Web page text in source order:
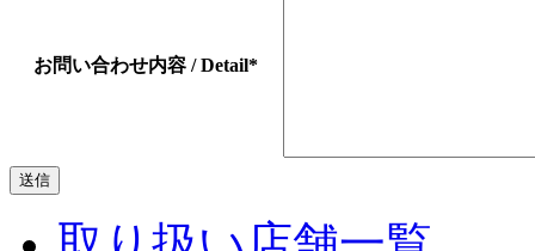
お問い合わせ内容 / Detail*